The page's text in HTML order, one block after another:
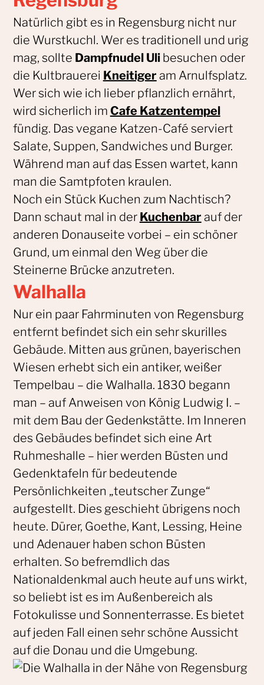
Natürlich gibt es in Regensburg nicht nur
die Wurstkuchl. Wer es traditionell und urig
mag, sollte Dampfnudel Ulibesuchen oder
die Kultbrauerei Kneitiger am Arnulfsplatz.
Wer sich wie ich lieber pflanzlich ernährt,
wird sicherlich im Cafe Katzentempel
fündig. Das vegane Katzen-Café serviert
Salate, Suppen, Sandwiches und Burger.
Während man auf das Essen wartet, kann
man die Samtpfoten kraulen.
Noch ein Stück Kuchen zum Nachtisch?
Dann schaut mal in der Kuchenbar auf der
anderen Donauseite vorbei – ein schöner
Grund, um einmal den Weg über die
Steinerne Brücke anzutreten.
Walhalla
Nur ein paar Fahrminuten von Regensburg
entfernt befindet sich ein sehr skurilles
Gebäude. Mitten aus grünen, bayerischen
Wiesen erhebt sich ein antiker, weißer
Tempelbau – die Walhalla. 1830 begann
man – auf Anweisen von König Ludwig I. –
mit dem Bau der Gedenkstätte. Im Inneren
des Gebäudes befindet sich eine Art
Ruhmeshalle – hier werden Büsten und
Gedenktafeln für bedeutende
Persönlichkeiten „teutscher Zunge“
aufgestellt. Dies geschieht übrigens noch
heute. Dürer, Goethe, Kant, Lessing, Heine
und Adenauer haben schon Büsten
erhalten. So befremdlich das
Nationaldenkmal auch heute auf uns wirkt,
so beliebt ist es im Außenbereich als
Fotokulisse und Sonnenterrasse. Es bietet
auf jeden Fall einen sehr schöne Aussicht
auf die Donau und die Umgebung.